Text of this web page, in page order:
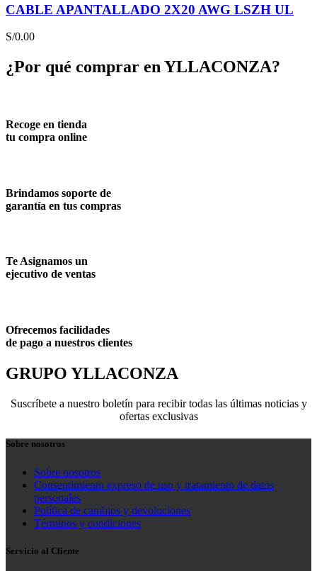
CABLE APANTALLADO 2X20 AWG LSZH UL
S/0.00
¿Por qué comprar en YLLACONZA?
Recoge en tienda
tu compra online
Brindamos soporte de
garantía en tus compras
Te Asignamos un
ejecutivo de ventas
Ofrecemos facilidades
de pago a nuestros clientes
GRUPO YLLACONZA
Suscríbete a nuestro boletín para recibir todas las últimas noticias y
ofertas exclusivas
Sobre nosotros
Sobre nosotros
Consentimiento expreso de uso y tratamiento de datos
personales
Política de cambios y devoluciones
Términos y condiciones
Servicio al Cliente